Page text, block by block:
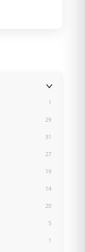
1
29
31
27
19
14
20
5
1